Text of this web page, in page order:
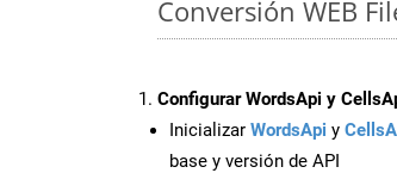
Conversión WEB
Configurar WordsApi y
Inicializar WordsApi y
base y versión de API